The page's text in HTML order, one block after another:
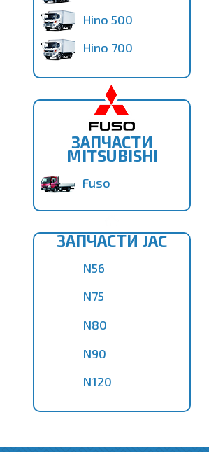
Hino 500
Hino 700
ЗАПЧАСТИ
MITSUBISHI
Fuso
ЗАПЧАСТИ JAC
N56
N75
N80
N90
N120